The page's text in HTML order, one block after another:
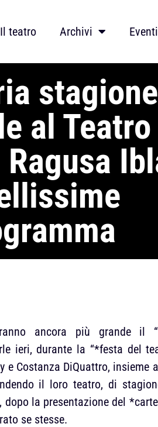
Il teatro Archivi Eventi
stagione
al Teatro
ancora più grande il
ieri, durante la “*festa del
Costanza DiQuattro, insieme
il loro teatro, di
dopo la presentazione del
se stesse.